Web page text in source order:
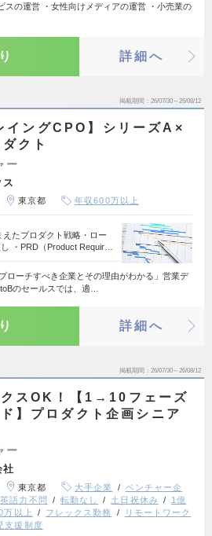
スの運営 ・女性向けメディアの運営 ・小売業の
詳細へ
掲載期間 26/07/30～26/08/12
イングCPO】シリーズA×
クト
ー
東京都 年収600万以上
えたプロダクト戦略・ロー
・PRD（Product Requir…
ローチすべき企業とその理由がわかる」営業デ
のセールスでは、適…
詳細へ
掲載期間 26/07/30～26/08/12
クスOK！【1→10フェーズ
】プロダクト企画シニア
ー
社
東京都 大手企業
ベンチャー企
英語力不問 転勤なし 土日祝休み
1億
万以上 フレックス勤務
リモートワーク
支援制度